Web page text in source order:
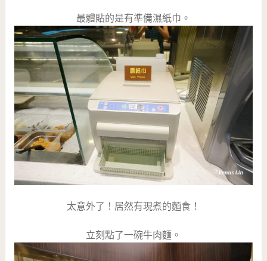
最體貼的是有準備濕紙巾。
太意外了！居然有現煮的麵食！
立刻點了一碗牛肉麵。